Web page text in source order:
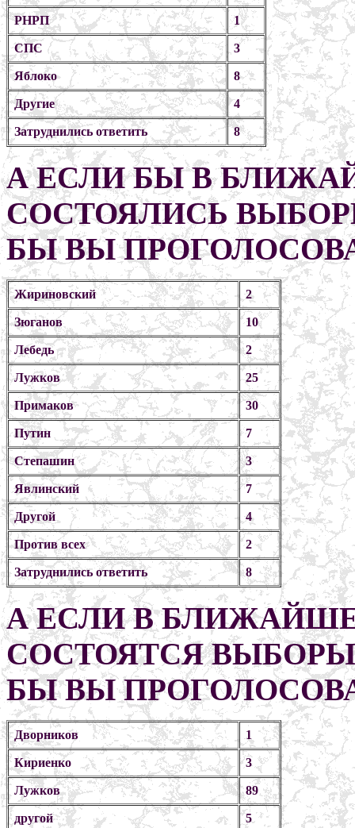
РНРП 1
СПС 3
Яблоко 8
Другие 4
Затруднились ответить 8
А ЕСЛИ БЫ В
СОСТОЯЛИСЬ
БЫ ВЫ
Жириновский 2
Зюганов 10
Лебедь 2
Лужков 25
Примаков 30
Путин 7
Степашин 3
Явлинский 7
Другой 4
Против всех 2
Затруднились ответить 8
А ЕСЛИ В
СОСТОЯТСЯ
БЫ ВЫ
Дворников 1
Кириенко 3
Лужков 89
другой 5